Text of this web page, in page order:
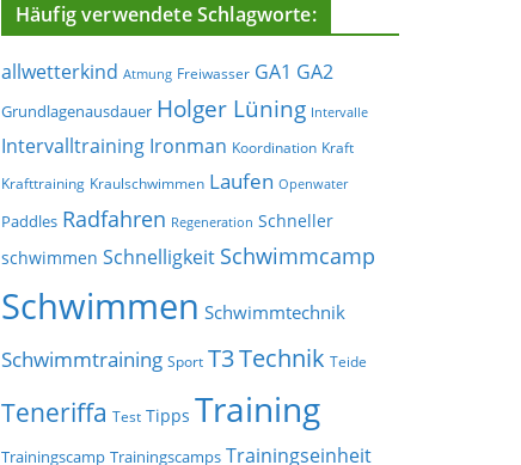
Häufig verwendete Schlagworte:
allwetterkind Atmung Freiwasser GA1 GA2
Grundlagenausdauer Holger Lüning Intervalle
Intervalltraining Ironman Koordination Kraft
Krafttraining Kraulschwimmen Laufen Openwater
Paddles Radfahren Regeneration Schneller
schwimmen Schnelligkeit Schwimmcamp
Schwimmen Schwimmtechnik
Schwimmtraining Sport T3Technik Teide
Teneriffa Test Tipps Training
Trainingscamp Trainingscamps Trainingseinheit